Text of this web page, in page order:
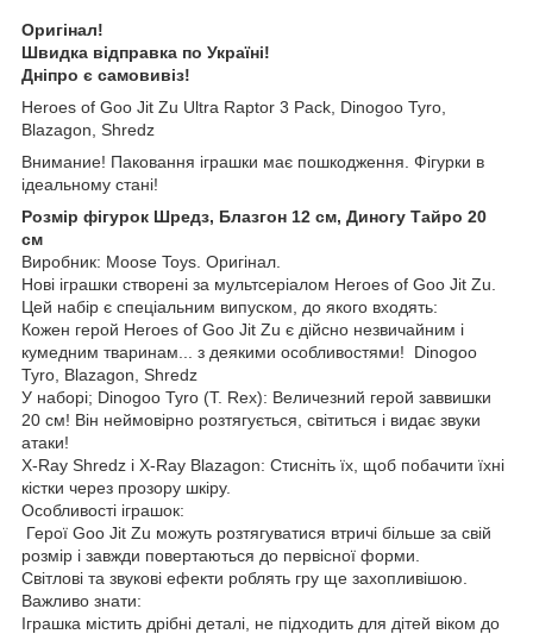
Оригінал!
Швидка відправка по Україні!
Дніпро є самовивіз!
Heroes of Goo Jit Zu Ultra Raptor 3 Pack, Dinogoo Tyro,
Blazagon, Shredz
Внимание! Паковання іграшки має пошкодження. Фігурки в
ідеальному стані!
Розмір фігурок Шредз, Блазгон 12 см, Диногу Тайро 20
см
Виробник: Moose Toys. Оригінал.
Нові іграшки створені за мультсеріалом Heroes of Goo Jit Zu.
Цей набір є спеціальним випуском, до якого входять:
Кожен герой Heroes of Goo Jit Zu є дійсно незвичайним і
кумедним тваринам... з деякими особливостями! Dinogoo
Tyro, Blazagon, Shredz
У наборі; Dinogoo Tyro (T. Rex): Величезний герой заввишки
20 см! Він неймовірно розтягується, світиться і видає звуки
атаки!
X-Ray Shredz і X-Ray Blazagon: Стисніть їх, щоб побачити їхні
кістки через прозору шкіру.
Особливості іграшок:
Герої Goo Jit Zu можуть розтягуватися втричі більше за свій
розмір і завжди повертаються до первісної форми.
Світлові та звукові ефекти роблять гру ще захопливішою.
Важливо знати:
Іграшка містить дрібні деталі, не підходить для дітей віком до